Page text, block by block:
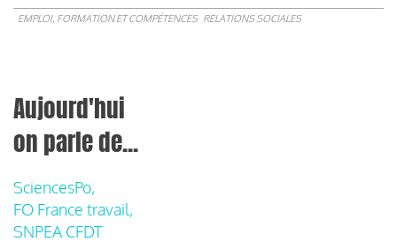
EMPLOI, FORMATION ET COMPÉTENCES RELATIONS SOCIALES
Aujourd'hui
on parle de...
SciencesPo,
FO France travail,
SNPEA CFDT